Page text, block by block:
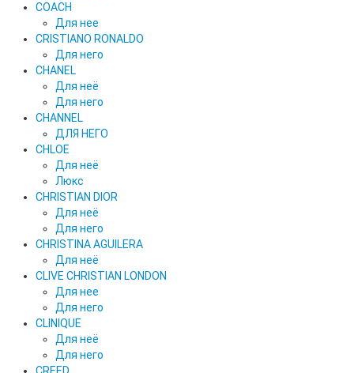
COACH
Для нее
CRISTIANO RONALDO
Для него
CHANEL
Для неё
Для него
CHANNEL
ДЛЯ НЕГО
CHLOE
Для неё
Люкс
CHRISTIAN DIOR
Для неё
Для него
CHRISTINA AGUILERA
Для неё
CLIVE CHRISTIAN LONDON
Для нее
Для него
CLINIQUE
Для неё
Для него